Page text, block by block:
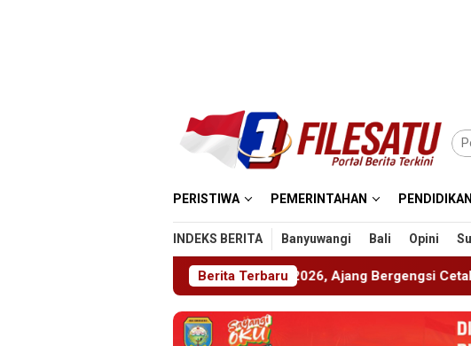
PERISTIWA PEMERINTAHAN PENDIDIKAN
INDEKS BERITA Banyuwangi Bali Opini
Berita Terbaru
Gelar ABHINAYA 2026, Ajang Bergengsi Cetak Relawan Muda